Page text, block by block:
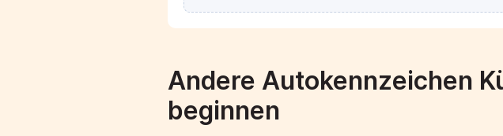
Andere Autokennzeichen
beginnen